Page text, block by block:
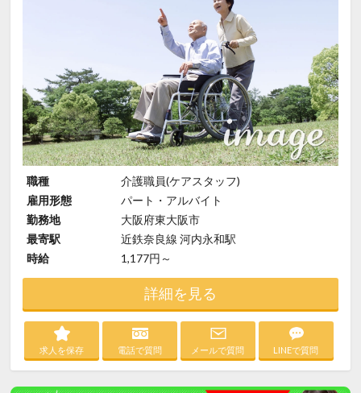
職種
介護職員(ケアスタッフ)
雇用形態
パート・アルバイト
勤務地
大阪府東大阪市
最寄駅
近鉄奈良線 河内永和駅
時給
1,177円～
詳細を見る
求人を保存 電話で質問 メールで質問 LINEで質問